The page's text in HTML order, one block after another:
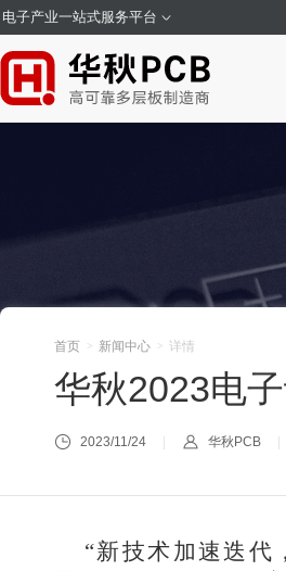
电子产业一站式服务平台
首页 > 新闻中心 > 详情
华秋2023电
2023/11/24 华秋PCB
“新技术加速迭代